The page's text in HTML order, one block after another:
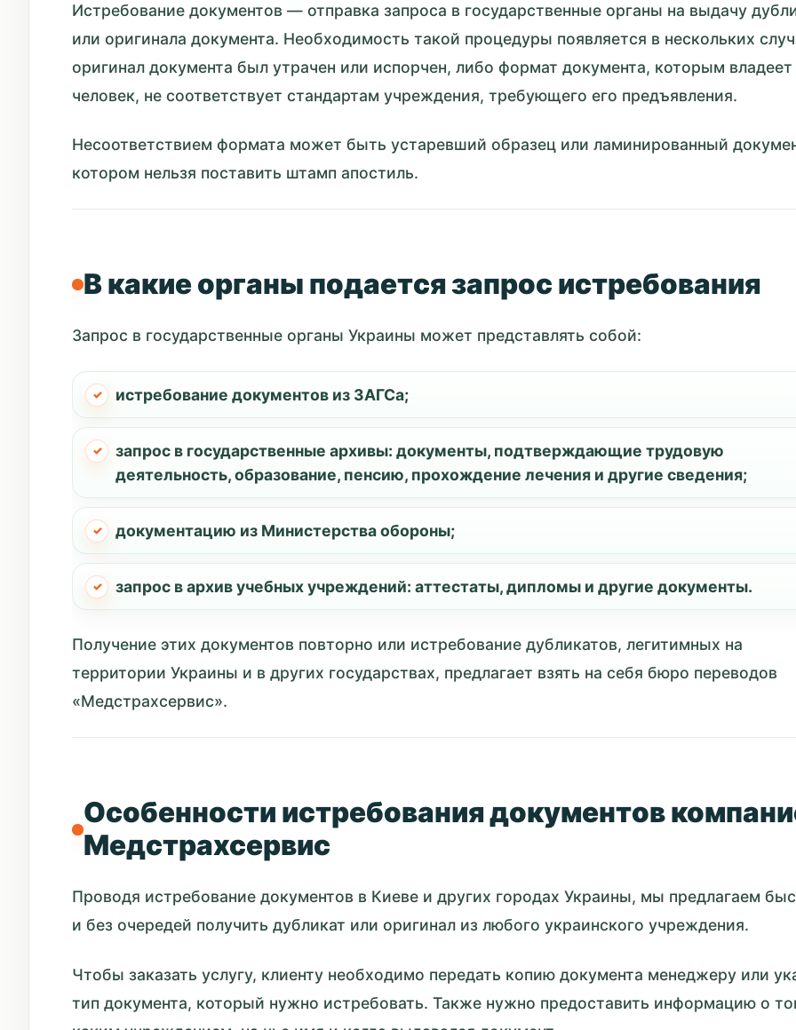
Истребование документов — отправка запроса в государственные органы на выдачу
или оригинала документа. Необходимость такой процедуры появляется в нескольких
оригинал документа был утрачен или испорчен, либо формат документа, которым владеет
человек, не соответствует стандартам учреждения, требующего его предъявления.
Несоответствием формата может быть устаревший образец или ламинированный
котором нельзя поставить штамп апостиль.
В какие органы подается запрос истребования
Запрос в государственные органы Украины может представлять собой:
истребование документов из ЗАГСа;
запрос в государственные архивы: документы, подтверждающие трудовую
деятельность, образование, пенсию, прохождение лечения и другие сведения;
документацию из Министерства обороны;
запрос в архив учебных учреждений: аттестаты, дипломы и другие документы.
Получение этих документов повторно или истребование дубликатов, легитимных на
территории Украины и в других государствах, предлагает взять на себя бюро переводов
«Медстрахсервис».
Особенности истребования документов
Медстрахсервис
Проводя истребование документов в Киеве и других городах Украины, мы предлагаем
и без очередей получить дубликат или оригинал из любого украинского учреждения.
Чтобы заказать услугу, клиенту необходимо передать копию документа менеджеру или
тип документа, который нужно истребовать. Также нужно предоставить информацию о